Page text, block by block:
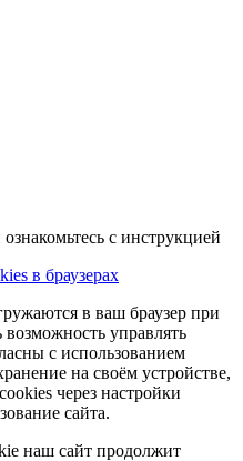
с инструкцией
в браузерах
в ваш браузер при
управлять
с использованием
на своём устройстве,
через настройки
сайта.
наш сайт продолжит